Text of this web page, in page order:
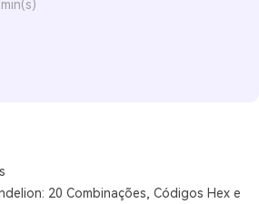
20 Combinações, Códigos Hex e